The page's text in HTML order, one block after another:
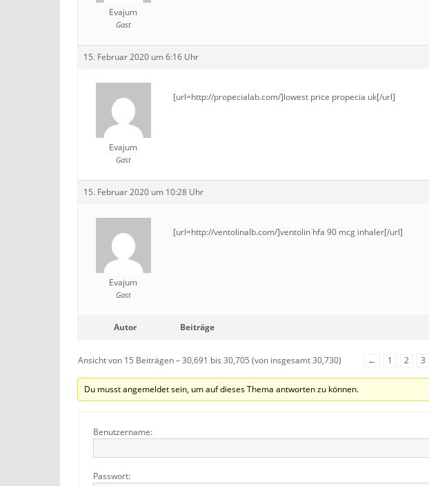
Evajum
Gast
15. Februar 2020 um 6:16 Uhr
Evajum
Gast
[url=http://propecialab.com/]lowest price propecia uk[/url]
15. Februar 2020 um 10:28 Uhr
Evajum
Gast
[url=http://ventolinalb.com/]ventolin hfa 90 mcg inhaler[/url]
Autor Beiträge
Ansicht von 15 Beiträgen – 30,691 bis 30,705 (von insgesamt 30,730) ← 1 2 3
Du musst angemeldet sein, um auf dieses Thema antworten zu können.
Benutzername:
Passwort: